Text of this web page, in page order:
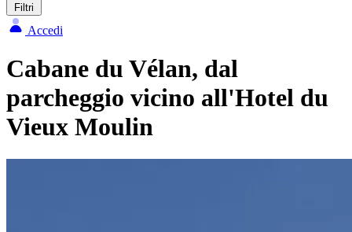
Filtri
Accedi
Cabane du Vélan, dal
parcheggio vicino all'Hotel du
Vieux Moulin